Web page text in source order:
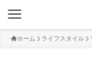
ホーム ライフスタイル